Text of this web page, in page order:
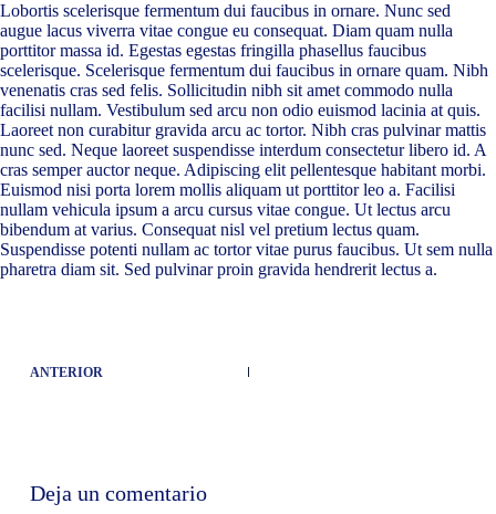
Lobortis scelerisque fermentum dui faucibus in ornare. Nunc sed
augue lacus viverra vitae congue eu consequat. Diam quam nulla
porttitor massa id. Egestas egestas fringilla phasellus faucibus
scelerisque. Scelerisque fermentum dui faucibus in ornare quam. Nibh
venenatis cras sed felis. Sollicitudin nibh sit amet commodo nulla
facilisi nullam. Vestibulum sed arcu non odio euismod lacinia at quis.
Laoreet non curabitur gravida arcu ac tortor. Nibh cras pulvinar mattis
nunc sed. Neque laoreet suspendisse interdum consectetur libero id. A
cras semper auctor neque. Adipiscing elit pellentesque habitant morbi.
Euismod nisi porta lorem mollis aliquam ut porttitor leo a. Facilisi
nullam vehicula ipsum a arcu cursus vitae congue. Ut lectus arcu
bibendum at varius. Consequat nisl vel pretium lectus quam.
Suspendisse potenti nullam ac tortor vitae purus faucibus. Ut sem nulla
pharetra diam sit. Sed pulvinar proin gravida hendrerit lectus a.
ANTERIOR
Deja un comentario